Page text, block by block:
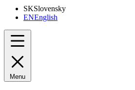
SKSlovensky
ENEnglish
Menu